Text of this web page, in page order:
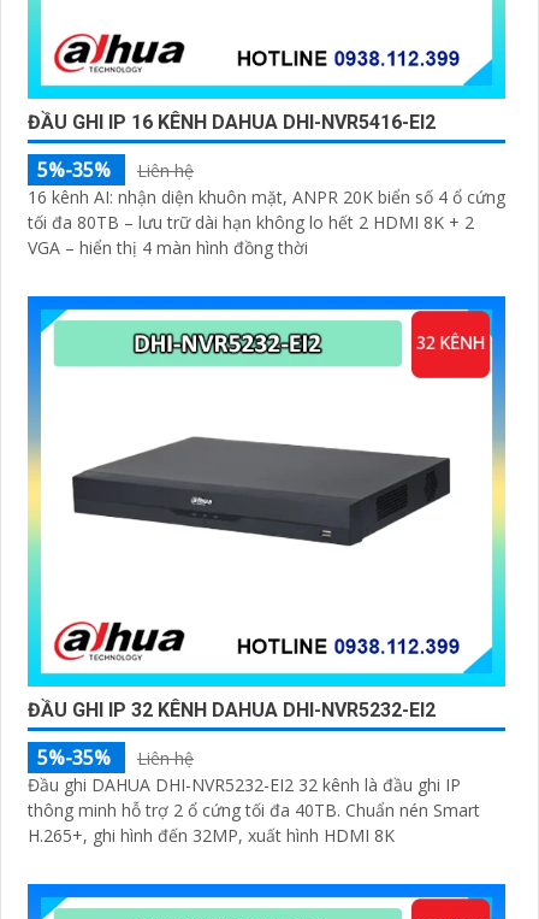
ĐẦU GHI IP 16 KÊNH DAHUA DHI-NVR5416-EI2
5%-35%
Liên hệ
16 kênh AI: nhận diện khuôn mặt, ANPR 20K biển số 4 ổ cứng
tối đa 80TB – lưu trữ dài hạn không lo hết 2 HDMI 8K + 2
VGA – hiển thị 4 màn hình đồng thời
ĐẦU GHI IP 32 KÊNH DAHUA DHI-NVR5232-EI2
5%-35%
Liên hệ
Đầu ghi DAHUA DHI-NVR5232-EI2 32 kênh là đầu ghi IP
thông minh hỗ trợ 2 ổ cứng tối đa 40TB. Chuẩn nén Smart
H.265+, ghi hình đến 32MP, xuất hình HDMI 8K